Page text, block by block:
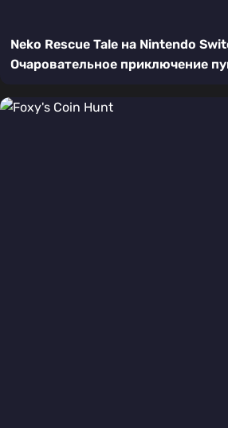
Neko Rescue Tale на Nintendo
Очаровательное приключение